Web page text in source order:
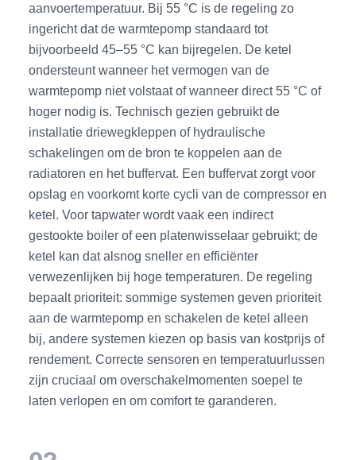
aanvoertemperatuur. Bij 55 °C is de regeling zo
ingericht dat de warmtepomp standaard tot
bijvoorbeeld 45–55 °C kan bijregelen. De ketel
ondersteunt wanneer het vermogen van de
warmtepomp niet volstaat of wanneer direct 55 °C of
hoger nodig is. Technisch gezien gebruikt de
installatie driewegkleppen of hydraulische
schakelingen om de bron te koppelen aan de
radiatoren en het buffervat. Een buffervat zorgt voor
opslag en voorkomt korte cycli van de compressor en
ketel. Voor tapwater wordt vaak een indirect
gestookte boiler of een platenwisselaar gebruikt; de
ketel kan dat alsnog sneller en efficiënter
verwezenlijken bij hoge temperaturen. De regeling
bepaalt prioriteit: sommige systemen geven prioriteit
aan de warmtepomp en schakelen de ketel alleen
bij, andere systemen kiezen op basis van kostprijs of
rendement. Correcte sensoren en temperatuurlussen
zijn cruciaal om overschakelmomenten soepel te
laten verlopen en om comfort te garanderen.